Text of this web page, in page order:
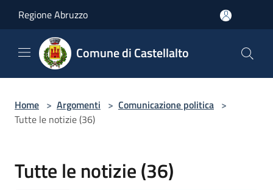
Regione Abruzzo
Comune di Castellalto
Home > Argomenti > Comunicazione politica >
Tutte le notizie (36)
Tutte le notizie (36)